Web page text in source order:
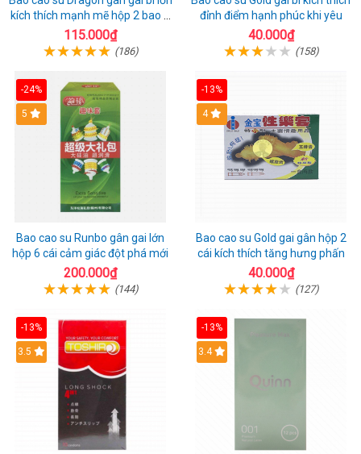
kích thích mạnh mẽ hộp 2 bao +
1 riêng
115.000₫
(186)
đỉnh điểm hạnh phúc khi yêu
40.000₫
(158)
-24%
Hot
5
Bao cao su Runbo gân gai lớn
hộp 6 cái cảm giác đột phá mới
200.000₫
(144)
-13%
Hot
4
Bao cao su Gold gai gân hộp 2
cái kích thích tăng hưng phấn
40.000₫
(127)
-13%
3.5
-13%
3.4